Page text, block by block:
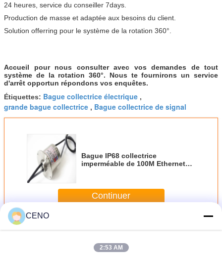
24 heures, service du conseiller 7days.
Production de masse et adaptée aux besoins du client.
Solution offerring pour le système de la rotation 360°.
Accueil pour nous consulter avec vos demandes de tout
système de la rotation 360°. Nous te fournirons un service
d'arrêt opportun répondons vos enquêtes.
Étiquettes: Bague collectrice électrique ,
grande bague collectrice , Bague collectrice de signal
Bague IP68 collectrice
imperméable de 100M Ethernet
Continuer
PlusBague collectrice imperméable
CENO
2:53 AM